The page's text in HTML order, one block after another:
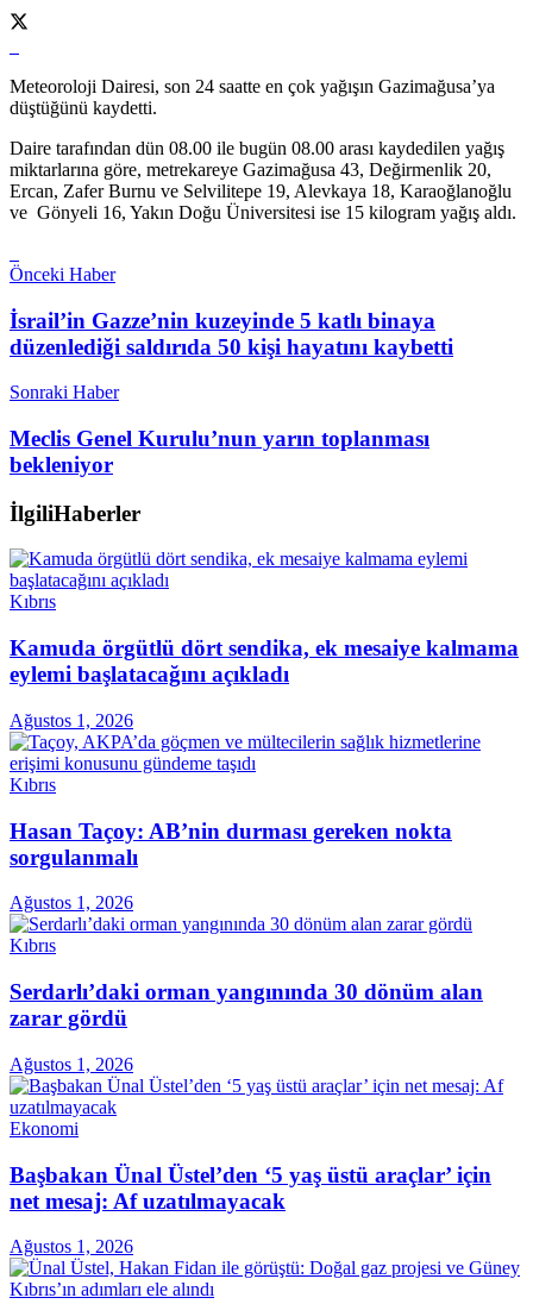
Meteoroloji Dairesi, son 24 saatte en çok yağışın Gazimağusa’ya
düştüğünü kaydetti.
Daire tarafından dün 08.00 ile bugün 08.00 arası kaydedilen yağış
miktarlarına göre, metrekareye Gazimağusa 43, Değirmenlik 20,
Ercan, Zafer Burnu ve Selvilitepe 19, Alevkaya 18, Karaoğlanoğlu
ve Gönyeli 16, Yakın Doğu Üniversitesi ise 15 kilogram yağış aldı.
Önceki Haber
İsrail’in Gazze’nin kuzeyinde 5 katlı binaya
düzenlediği saldırıda 50 kişi hayatını kaybetti
Sonraki Haber
Meclis Genel Kurulu’nun yarın toplanması
bekleniyor
İlgiliHaberler
Kıbrıs
Kamuda örgütlü dört sendika, ek mesaiye kalmama
eylemi başlatacağını açıkladı
Ağustos 1, 2026
Kıbrıs
Hasan Taçoy: AB’nin durması gereken nokta
sorgulanmalı
Ağustos 1, 2026
Kıbrıs
Serdarlı’daki orman yangınında 30 dönüm alan
zarar gördü
Ağustos 1, 2026
Ekonomi
Başbakan Ünal Üstel’den ‘5 yaş üstü araçlar’ için
net mesaj: Af uzatılmayacak
Ağustos 1, 2026